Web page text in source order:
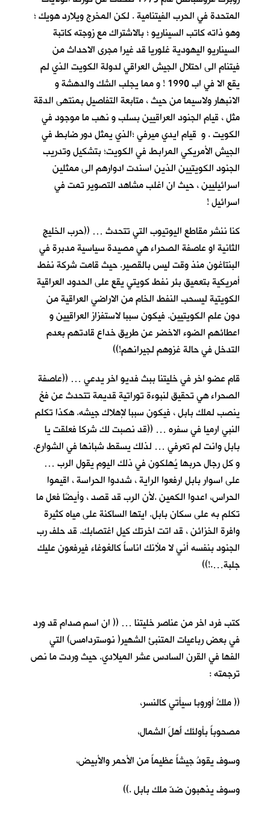
المتحدة في الحرب الفيتنامية . لكن المخرج ويلارد هويك ؛
وهو ذاته كاتب السيناريو ؛ بالاشتراك مع زوجته كاتبة
السيناريو اليهودية غلوريا قد غيرا مجرى الاحداث من
فيتنام الى احتلال الجيش العراقي لدولة الكويت الذي لم
يقع الا في اب 1990 ! و مما يجلب الشك والدهشة و
الانبهار ولاسيما من حيث ، متابعة التفاصيل بمنتهى الدقة
مثل ، قيام الجنود العراقيين بسلب و نهب ما موجود في
الكويت . و قيام ايدي ميرفي ؛الذي يمثل دور ضابط في
الجيش الأمريكي المرابط في الكويت؛ بتشكيل وتدريب
الجنود الكويتيين الذين اسندت ادوارهم الى ممثلين
اسرائيليين ، حيث ان اغلب مشاهد التصوير تمت في
اسرائيل !
كنا ننشر مقاطع اليوتيوب التي تتحدث … ((حرب الخليج
الثانية او عاصفة الصحراء هي مصيدة سياسية مدبرة في
البنتاغون منذ وقت ليس بالقصير. حيث قامت شركة نفط
أمريكية بتعميق بئر نفط كويتي يقع على الحدود العراقية
الكويتية ليسحب النفط الخام من الاراضي العراقية من
دون علم الكويتيين. فيكون سببا لاستفزاز العراقيين و
اعطائهم الضوء الاخضر عن طريق خداع قادتهم بعدم
التدخل في حالة غزوهم لجيرانهم!))
قام عضو اخر في خليتنا ببث فديو اخر يدعي … ((عاصفة
الصحراء هي تحقيق لنبوءة توراتية قديمة تتحدث عن فخ
ينصب لملك بابل ، فيكون سببا لإهلاك جيشه. هكذا تكلم
النبي ارميا في سفره … ((قد نصبت لك شركا فعلقت يا
بابل وانت لم تعرفي … لذلك يسقط شبانها في الشوارع.
و كل رجال حربها يُهلكون في ذلك اليوم يقول الرب …
على اسوار بابل ارفعوا الراية ، شددوا الحراسة ، اقيموا
الحراس، اعدوا الكمين .لأن الرب قد قصد ، وأيضًا فعل ما
تكلم به على سكان بابل. ايتها الساكنة على مياه كثيرة
وافرة الخزائن ، قد اتت اخرتك كيل اغتصابك. قد حلف رب
الجنود بنفسه أني لا ملأنك اناساً كالغوغاء فيرفعون عليك
جلبة….!))
كتب فرد اخر من عناصر خليتنا … (( ان اسم صدام قد ورد
في بعض رباعيات المتنبئ الشهير( نوستردامس) التي
الفها في القرن السادس عشر الميلادي. حيث وردت ما نص
ترجمته :
(( ملكُ أوروبا سيأتي كالنسر،
مصحوباً بأولئك أَهلَ الشمال،
وسوف يقودُ جيشاً عظيماً من الأحمر والأبيض،
وسوف يذهبون ضدّ ملك بابل .))